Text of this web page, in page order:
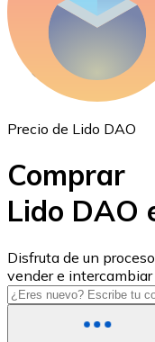
ETH
USD Coin
USDC
Precio de Lido DAO
Comprar
Lido DAO
Disfruta de un
vender e intercambiar